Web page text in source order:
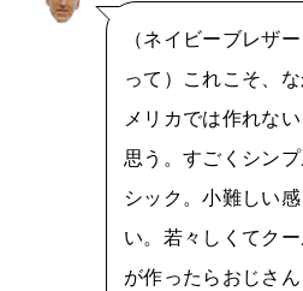
（ネイビーブレザ
って）これこそ、
メリカでは作れな
思う。すごくシン
シック。小難しい
い。若々しくてク
が作ったらおじさ